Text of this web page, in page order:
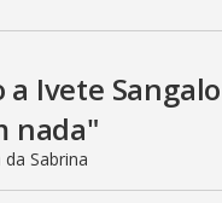
Ivete
nada"
Sabrina